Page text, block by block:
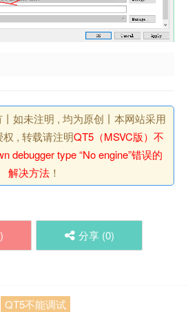
如未注明 , 均为原创丨本网站采用
, 转载请注明QT5（MSVC版）不
debugger type “No engine”错误的
解决方法！
) 分享 (0)
QT5不能调试